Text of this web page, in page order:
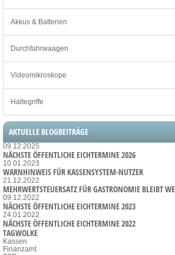
Akkus & Batterien
Durchfahrwaagen
Videomikroskope
Haltegriffe
AKTUELLE BLOGBEITRÄGE
09.12.2025
NÄCHSTE ÖFFENTLICHE EICHTERMINE 2026
10.01.2023
WARNHINWEIS FÜR KASSENSYSTEM-NUTZER
21.12.2022
MEHRWERTSTEUERSATZ FÜR GASTRONOMIE BLEIBT
09.12.2022
NÄCHSTE ÖFFENTLICHE EICHTERMINE 2023
24.01.2022
NÄCHSTE ÖFFENTLICHE EICHTERMINE 2022
TAGWOLKE
Kassen
Finanzamt